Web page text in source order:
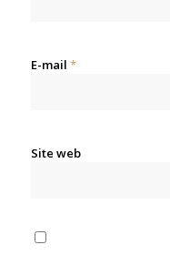
E-mail *
Site web